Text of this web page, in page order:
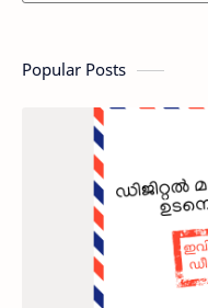
Popular Posts